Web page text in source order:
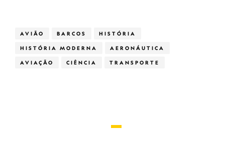
AVIÃO BARCOS HISTÓRIA
HISTÓRIA MODERNA AERONÁUTICA
AVIAÇÃO CIÊNCIA TRANSPORTE